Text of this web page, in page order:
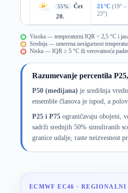
55%
Čet
20.
21°C (19° –
23°)
Visoka — temperaturni IQR < 2,5 °C i
Srednja — umerena nesigurnost
Niska — IQR ≥ 5 °C ili verovatnoća
Razumevanje percentila
P50 (medijana) je središnja
ensemble članova je ispod, a
P25 i P75ograničavaju obojeni,
sadrži srednjih 50% simuliranih
granice udalje, raste neizvesnost
ECMWF EC46 ·